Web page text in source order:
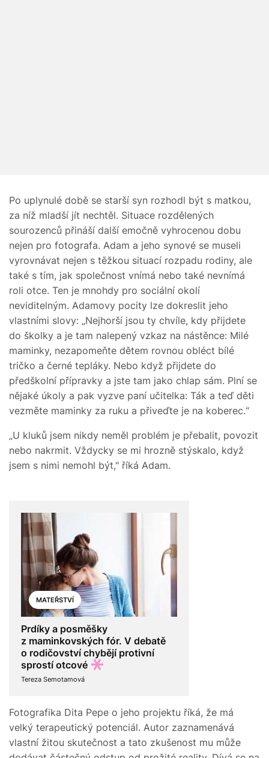
Po uplynulé době se starší syn rozhodl být s matkou,
za níž mladší jít nechtěl. Situace rozdělených
sourozenců přináší další emočně vyhrocenou dobu
nejen pro fotografa. Adam a jeho synové se museli
vyrovnávat nejen s těžkou situací rozpadu rodiny, ale
také s tím, jak společnost vnímá nebo také nevnímá
roli otce. Ten je mnohdy pro sociální okolí
neviditelným. Adamovy pocity lze dokreslit jeho
vlastními slovy: „Nejhorší jsou ty chvíle, kdy přijdete
do školky a je tam nalepený vzkaz na nástěnce: Milé
maminky, nezapomeňte dětem rovnou obléct bílé
tričko a černé tepláky. Nebo když přijdete do
předškolní přípravky a jste tam jako chlap sám. Plní se
nějaké úkoly a pak vyzve paní učitelka: Ták a teď děti
vezměte maminky za ruku a přiveďte je na koberec.“
„U kluků jsem nikdy neměl problém je přebalit, povozit
nebo nakrmit. Vždycky se mi hrozně stýskalo, když
jsem s nimi nemohl být," říká Adam.
MATEŘSTVÍ
Prdíky a posměšky
z maminkovských fór. V debatě
o rodičovství chybějí protivní
sprostí otcové
Tereza Semotamová
Fotografika Dita Pepe o jeho projektu říká, že má
velký terapeutický potenciál. Autor zaznamenává
vlastní žitou skutečnost a tato zkušenost mu může